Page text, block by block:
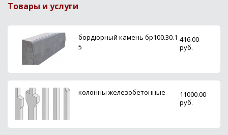
Товары и услуги
бордюрный камень бр100.30.1
5
416.00
руб.
колонны железобетонные
11000.00
руб.